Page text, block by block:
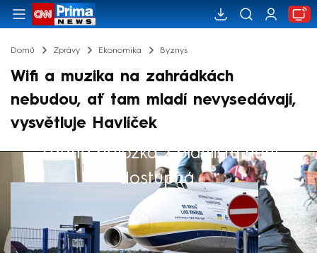
Domů Zprávy Ekonomika Byznys
Wifi a muzika na zahrádkách
nebudou, ať tam mladí nevysedávají,
vysvětluje Havlíček
Žádná položka z playlistu není
dostupná.
Výběr redakce